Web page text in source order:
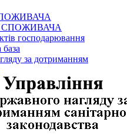
СПОЖИВАЧА
господарювання
за дотриманням